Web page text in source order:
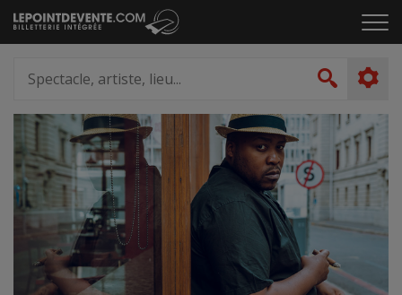
Passer
au
le
artiste,
lieu...